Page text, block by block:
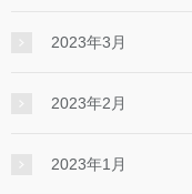
2023年3月
2023年2月
2023年1月